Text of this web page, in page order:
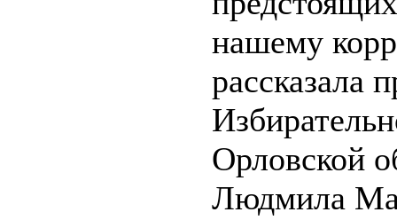
нашему
рассказала
Орловской
Людмила